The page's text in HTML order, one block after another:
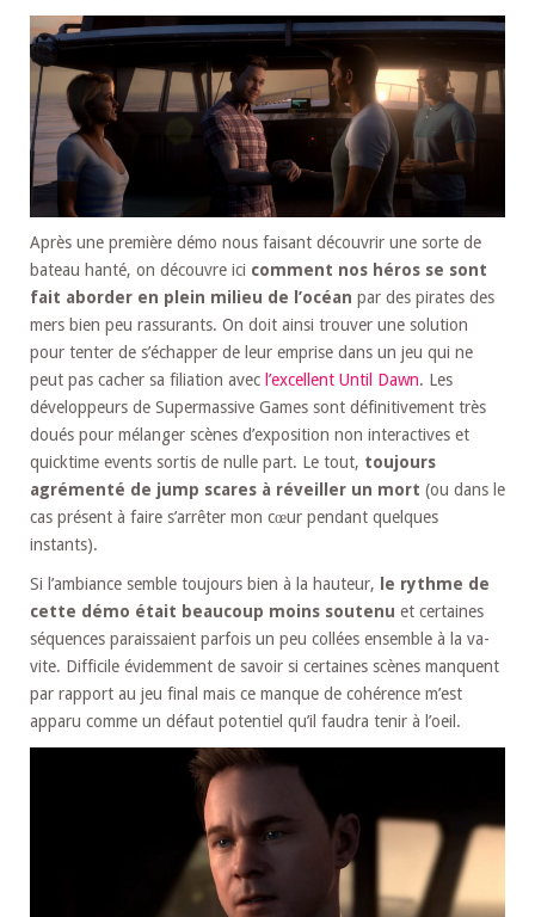
Après une première démo nous faisant découvrir une sorte de
bateau hanté, on découvre ici comment nos héros se sont
fait aborder en plein milieu de l’océan par des pirates des
mers bien peu rassurants. On doit ainsi trouver une solution
pour tenter de s’échapper de leur emprise dans un jeu qui ne
peut pas cacher sa filiation avec l’excellent Until Dawn. Les
développeurs de Supermassive Games sont définitivement très
doués pour mélanger scènes d’exposition non interactives et
quicktime events sortis de nulle part. Le tout, toujours
agrémenté de jump scares à réveiller un mort (ou dans le
cas présent à faire s’arrêter mon cœur pendant quelques
instants).
Si l’ambiance semble toujours bien à la hauteur,
le rythme de
cette démo était beaucoup moins soutenu et certaines
séquences paraissaient parfois un peu collées ensemble à la va-
vite. Difficile évidemment de savoir si certaines scènes manquent
par rapport au jeu final mais ce manque de cohérence m’est
apparu comme un défaut potentiel qu’il faudra tenir à l’oeil.